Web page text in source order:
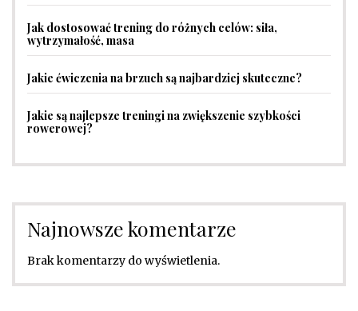
Jak dostosować trening do różnych celów: siła,
wytrzymałość, masa
Jakie ćwiczenia na brzuch są najbardziej skuteczne?
Jakie są najlepsze treningi na zwiększenie szybkości
rowerowej?
Najnowsze komentarze
Brak komentarzy do wyświetlenia.